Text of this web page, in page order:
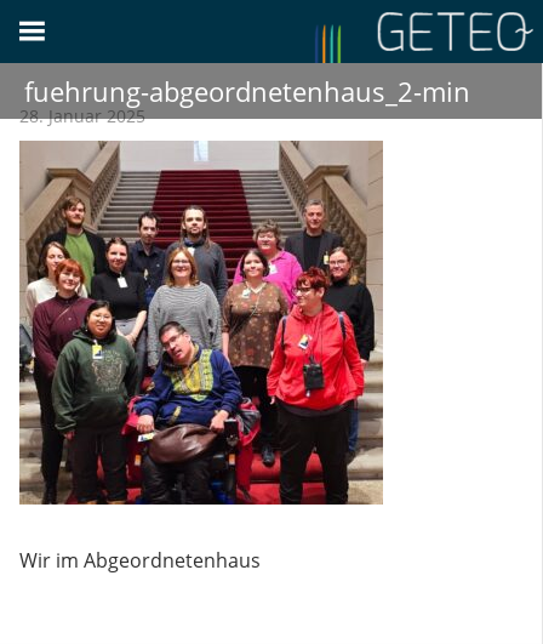
Zum
springen
28. Januar 2025
fuehrung-abgeordnetenhaus_2-min
Wir im Abgeordnetenhaus